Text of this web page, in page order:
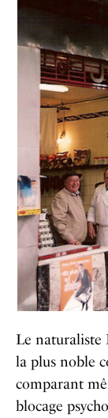
Le naturaliste
la plus noble
comparant
blocage